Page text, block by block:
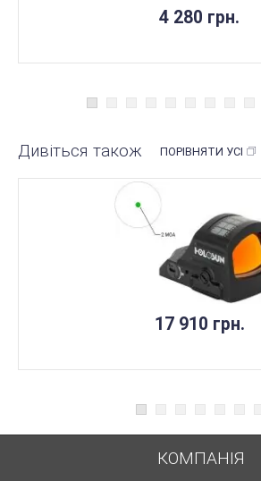
4 280 грн.
Дивіться також ПОРІВНЯТИ УСІ
17 910 грн.
КОМПАНІЯ